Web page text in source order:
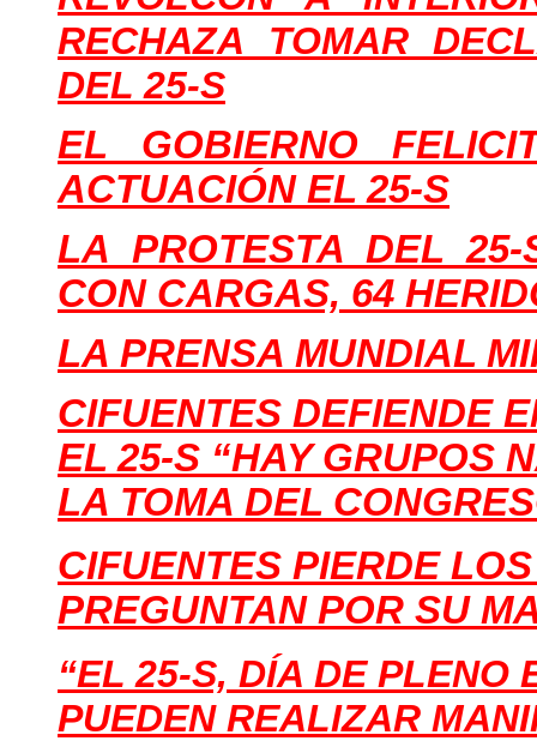
RECHAZA TOMAR
DEL 25-S
EL GOBIERNO
ACTUACIÓN EL 25-S
LA PROTESTA DEL
CON CARGAS, 64
LA PRENSA MUNDIAL
CIFUENTES DEFIENDE
EL 25-S “HAY GRUPOS
LA TOMA DEL
CIFUENTES PIERDE
PREGUNTAN POR SU
“EL 25-S, DÍA DE PLENO
PUEDEN REALIZAR